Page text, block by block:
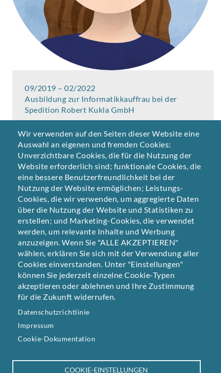
Wir verwenden auf den Seiten dieser Website eine
Auswahl an eigenen und fremden Cookies:
Unverzichtbare Cookies, die für die Nutzung der
Website erforderlich sind; funktionale Cookies, die
eine bessere Benutzerfreundlichkeit bei der
Nutzung der Website ermöglichen; Leistungs-
Cookies, die wir verwenden, um aggregierte Daten
über die Nutzung der Website und Statistiken zu
erstellen; und Marketing-Cookies, die verwendet
werden, um relevante Inhalte und Werbung
anzuzeigen. Wenn Sie "ALLE AKZEPTIEREN"
wählen, erklären Sie sich mit der Verwendung aller
Cookies einverstanden. Unter "Einstellungen"
können Sie jederzeit einzelne Cookie-Typen
akzeptieren oder ablehnen und Ihre Zustimmung
für die Zukunft widerrufen.
Datenschutzrichtlinie
Impressum
Cookie-Dokumentation
COOKIE-EINSTELLUNGEN
09/2019 – 02/2022
Ausbildung zur Informatikkauffrau bei der
Spedition Robert Kukla GmbH
03/2022 – 09/2025
Studium Kommunikationsdesign an der Burke
Akademie
09/2023 – 02/2024
Praktikum bei Fonds Finanz Maklerservice im
Bereich Grafikdesign und Social Media
03/2025 – 09/2025
Werkstudent Guter Punkt GmbH & Co. KG
09/2025 – heute
Guter Punkt GmbH & Co. KG
Guter Punkt | Agentur für Gestaltung•Germaniastr. 38,
80805 München•Tel: 089.30 90 54 83-0•